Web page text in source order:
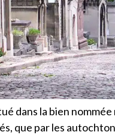
dans la bien
que par les